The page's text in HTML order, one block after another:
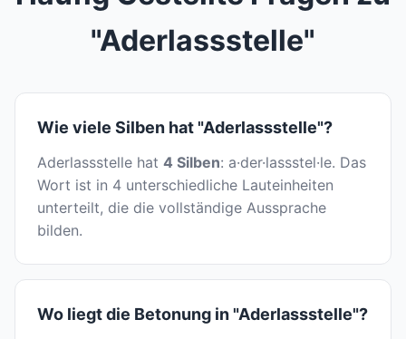
"Aderlassstelle"
Wie viele Silben hat "Aderlassstelle"?
Aderlassstelle hat 4 Silben: a·der·lassstel·le. Das
Wort ist in 4 unterschiedliche Lauteinheiten
unterteilt, die die vollständige Aussprache
bilden.
Wo liegt die Betonung in "Aderlassstelle"?